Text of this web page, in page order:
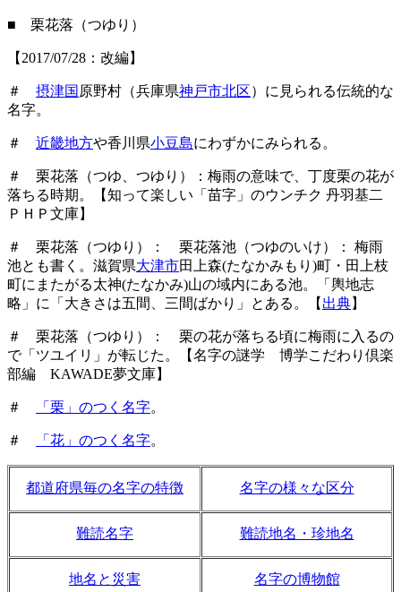
■ 栗花落（つゆり）
【2017/07/28：改編】
＃ 摂津国 原野村（兵庫県神戸市北区）に見られる伝統的な
名字。
＃ 近畿地方や香川県小豆島にわずかにみられる。
＃ 栗花落（つゆ、つゆり）：梅雨の意味で、丁度栗の花が
落ちる時期。【知って楽しい「苗字」のウンチク 丹羽基二
ＰＨＰ文庫】
＃ 栗花落（つゆり）： 栗花落池（つゆのいけ）： 梅雨
池とも書く。滋賀県大津市田上森(たなかみもり)町・田上枝
町にまたがる太神(たなかみ)山の域内にある池。「輿地志
略」に「大きさは五間、三間ばかり」とある。【 出典】
＃ 栗花落（つゆり）： 栗の花が落ちる頃に梅雨に入るの
で「ツユイリ」が転じた。【名字の謎学 博学こだわり倶楽
部編 KAWADE夢文庫】
＃ 「栗」のつく名字。
＃ 「花」のつく名字。
都道府県毎の名字の特徴 名字の様々な区分
難読名字 難読地名・珍地名
地名と災害 名字の博物館